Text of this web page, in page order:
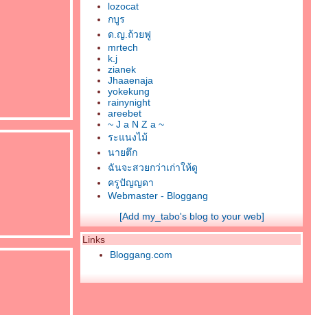
lozocat
กบูร
ด.ญ.ถ้วยฟู
mrtech
k.j
zianek
Jhaaenaja
yokekung
rainynight
areebet
~ J a N Z a ~
ระแนงไม้
นายตึก
ฉันจะสวยกว่าเก่าให้ดู
ครูปัญญดา
Webmaster - Bloggang
[Add my_tabo's blog to your web]
Links
Bloggang.com